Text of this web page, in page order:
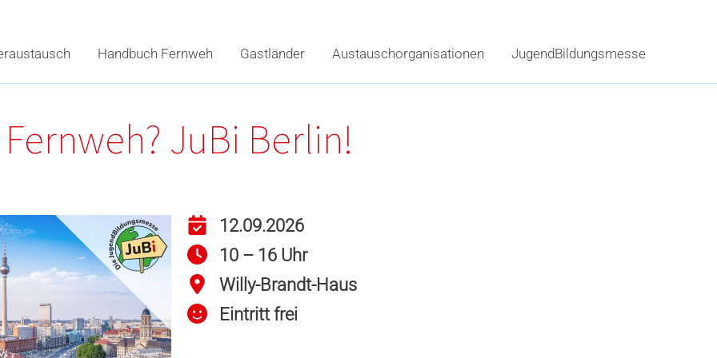
Handbuch Fernweh Gastländer Austauschorganisationen JugendBildungsmesse
Fernweh? JuBi Berlin!
12.09.2026
10 – 16 Uhr
Willy-Brandt-Haus
Eintritt frei